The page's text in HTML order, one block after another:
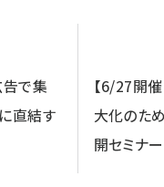
告で集
直結す
【6/27開
大化のた
開セミナー